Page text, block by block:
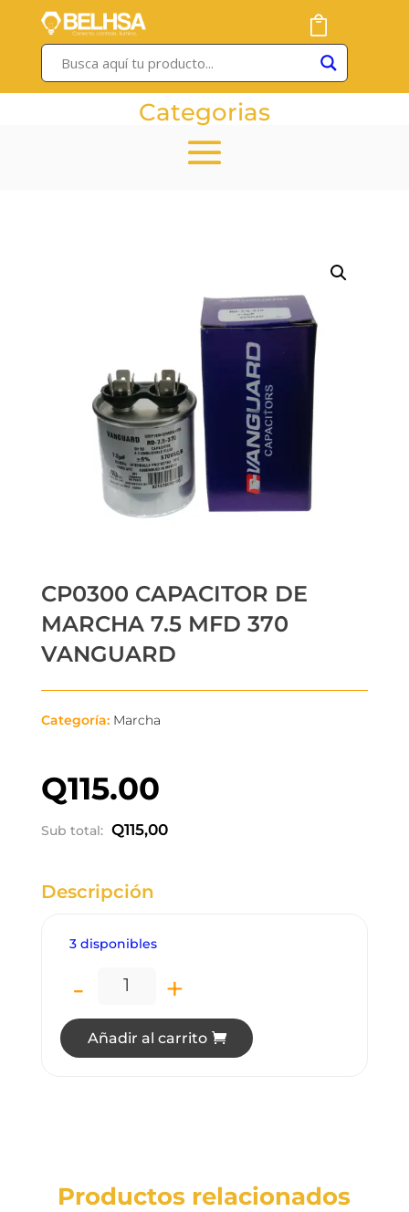
Categorias
CP0300 CAPACITOR DE
MARCHA 7.5 MFD 370
VANGUARD
Categoría: Marcha
Q115.00
Sub total: Q115,00
Descripción
3 disponibles
CP0300 CAPACITOR DE MARCHA 7.5
- +
Añadir al carrito
Productos relacionados